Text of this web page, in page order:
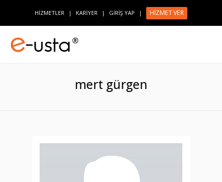
HİZMETLER | KARİYER | GİRİŞ YAP | HİZMET VER
mert gürgen